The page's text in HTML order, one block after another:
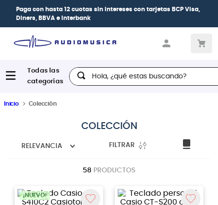
Visa, | Paga en cuotasdesde 0% de interéscon todas las
crédito
Hola, ¿qué estas buscando?
Inicio Colección
COLECCIÓN
RELEVANCIA FILTRAR
58 PRODUCTOS
¡NUEVO!